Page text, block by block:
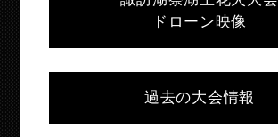
ドローン映像
過去の大会情報